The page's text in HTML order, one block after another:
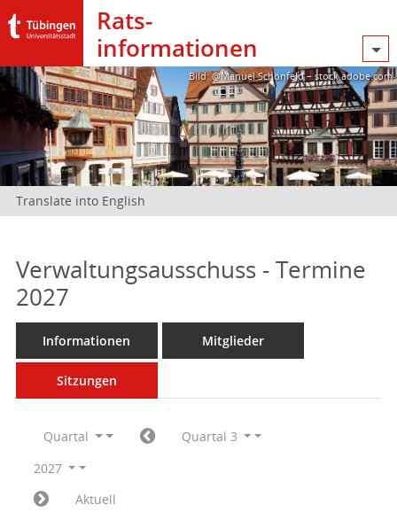
Rats­
informationen
Bild: @Manuel Schönfeld – stock.adobe.com
Translate into English
Verwaltungsausschuss - Termine
2027
Informationen Mitglieder
Sitzungen
Quartal
Quartal 3
2027
Aktuell